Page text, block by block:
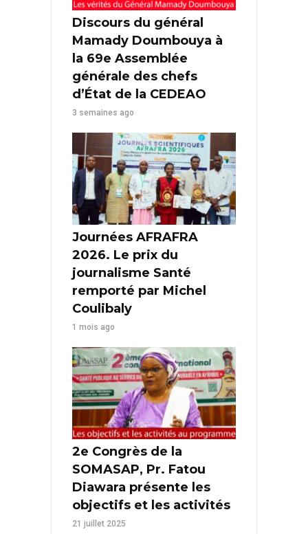
Discours du général
Mamady Doumbouya à
la 69e Assemblée
générale des chefs
d’État de la CEDEAO
3 semaines ago
Journées AFRAFRA
2026. Le prix du
journalisme Santé
remporté par Michel
Coulibaly
1 mois ago
2e Congrès de la
SOMASAP, Pr. Fatou
Diawara présente les
objectifs et les activités
21 juillet 2025